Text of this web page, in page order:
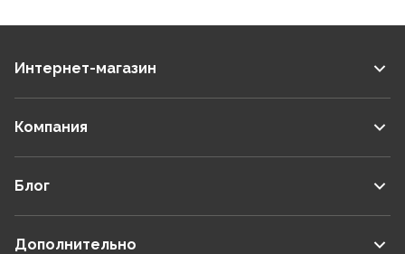
Интернет-магазин
Компания
Блог
Дополнительно